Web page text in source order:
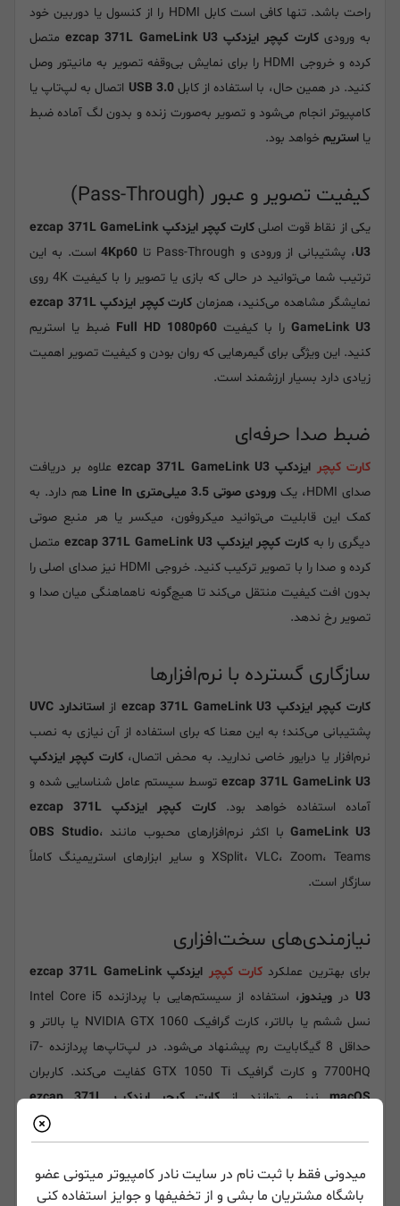
میدونی فقط با ثبت نام در سایت نادر کامپیوتر میتونی عضو
باشگاه مشتریان ما بشی و از تخفیفها و جوایز استفاده کنی
راحت باشد. تنها کافی است کابل HDMI را از کنسول یا دوربین خود
به ورودیکارت کپچر ایزدکپ ezcap 371L GameLink U3
متصل
کرده و خروجی HDMI را برای نمایش بی‌وقفه تصویر به مانیتور وصل
کنید. در همین حال، با استفاده از کابلUSB 3.0 اتصال به لپ‌تاپ یا
کامپیوتر انجام می‌شود و تصویر به‌صورت زنده و بدون لگ آماده ضبط
یا استریم خواهد بود.
کیفیت تصویر و عبور (Pass-Through)
یکی از نقاط قوت اصلی
کارت کپچر ایزدکپ ezcap 371L GameLink
U3، پشتیبانی از ورودی و Pass-Through تا 4Kp60 است. به این
ترتیب شما می‌توانید در حالی که بازی یا تصویر را با کیفیت 4K روی
نمایشگر مشاهده می‌کنید، همزمان
کارت کپچر ایزدکپ ezcap 371L
GameLink U3 را با کیفیت Full HD 1080p60 ضبط یا استریم
کنید. این ویژگی برای گیمرهایی که روان بودن و کیفیت تصویر اهمیت
زیادی دارد بسیار ارزشمند است.
ضبط صدا حرفه‌ای
کارت کپچر ایزدکپ ezcap 371L GameLink U3
علاوه بر دریافت
صدای HDMI، یک
ورودی صوتی 3.5 میلی‌متری Line In
هم دارد. به
کمک این قابلیت می‌توانید میکروفون، میکسر یا هر منبع صوتی
دیگری را بهکارت کپچر ایزدکپ ezcap 371L GameLink U3
متصل
کرده و صدا را با تصویر ترکیب کنید. خروجی HDMI نیز صدای اصلی را
بدون افت کیفیت منتقل می‌کند تا هیچ‌گونه ناهماهنگی میان صدا و
تصویر رخ ندهد.
سازگاری گسترده با نرم‌افزارها
کارت کپچر ایزدکپ ezcap 371L GameLink U3 ازاستاندارد UVC
پشتیبانی می‌کند؛ به این معنا که برای استفاده از آن نیازی به نصب
نرم‌افزار یا درایور خاصی ندارید. به محض اتصال،کارت کپچر ایزدکپ
ezcap 371L GameLink U3 توسط سیستم عامل شناسایی شده و
آماده استفاده خواهد بود.
کارت کپچر ایزدکپ ezcap 371L
GameLink U3با اکثر نرم‌افزارهای محبوب مانند OBS Studio،
XSplit، VLC، Zoom، Teams و سایر ابزارهای استریمینگ کاملاً
سازگار است.
نیازمندی‌های سخت‌افزاری
برای بهترین عملکردکارت کپچر
ایزدکپ ezcap 371L GameLink
U3 در ویندوز
، استفاده از سیستم‌هایی با پردازنده Intel Core i5
نسل ششم یا بالاتر، کارت گرافیک NVIDIA GTX 1060 یا بالاتر و
حداقل 8 گیگابایت رم پیشنهاد می‌شود. در لپ‌تاپ‌ها پردازنده i7-
7700HQ و کارت گرافیک GTX 1050 Ti کفایت می‌کند. کاربران
macOSنیز می‌توانند از
کارت کپچر ایزدکپ ezcap 371L
روی نسخه‌های 11 و 12 با پردازنده‌های Apple M1 یا
Intel i7 چهار هسته‌ای به همراه 16 گیگابایت رم استفاده کنند.